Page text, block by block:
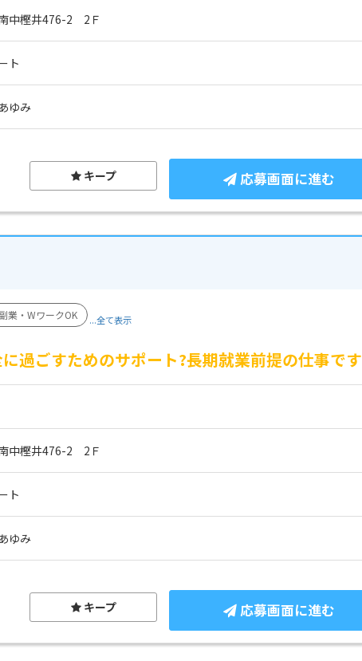
中樫井476-2　2Ｆ
ト
ゆみ
応募画面に進む
キープ
副業・WワークOK ...全て表示
過ごすためのサポート?長期就業前提の仕事です
中樫井476-2　2Ｆ
ト
ゆみ
応募画面に進む
キープ